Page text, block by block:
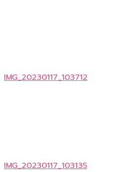
IMG_20230117_103712
IMG_20230117_103135